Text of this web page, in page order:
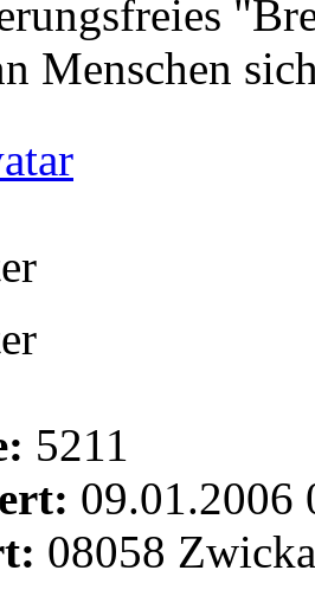
Menschen
5211
09.01.2006
08058